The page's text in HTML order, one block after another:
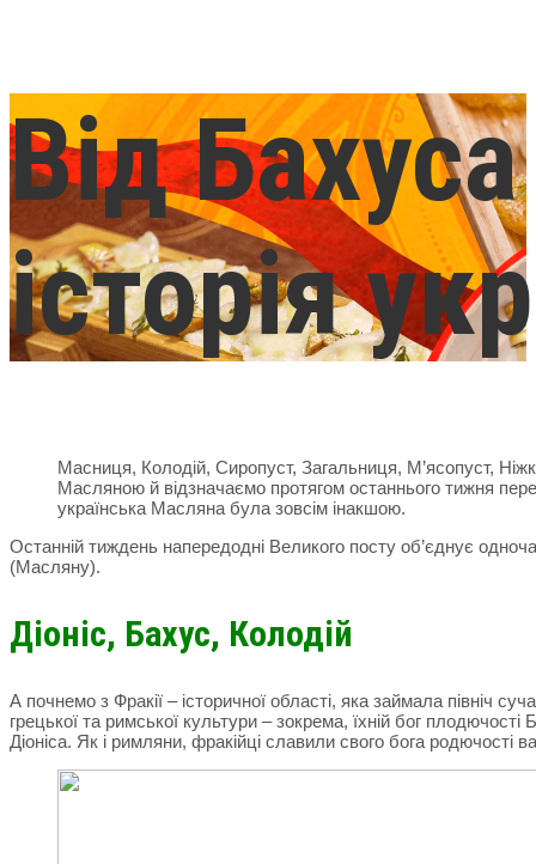
Від
історія
Масниця, Колодій, Сиропуст, Загальниця, М’ясопуст,
Масляною й відзначаємо протягом останнього тижня
українська Масляна була зовсім інакшою.
Останній тиждень напередодні Великого посту об’єднує
(Масляну).
Діоніс, Бахус, Колодій
А почнемо з Фракії – історичної області, яка займала північ
грецької та римської культури – зокрема, їхній бог
Діоніса. Як і римляни, фракійці славили свого бога родючості